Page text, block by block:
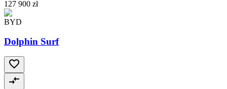
127 900 zł
BYD
Dolphin Surf